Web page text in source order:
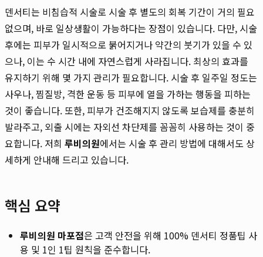
덴서티는 비침습적 시술로 시술 후 별도의 회복 기간이 거의 필요
없으며, 바로 일상생활이 가능하다는 장점이 있습니다. 다만, 시술
후에는 피부가 일시적으로 붉어지거나 약간의 붓기가 있을 수 있
으나, 이는 수 시간 내에 자연스럽게 사라집니다. 최상의 효과를
유지하기 위해 몇 가지 관리가 필요합니다. 시술 후 일주일 정도는
사우나, 찜질방, 격한 운동 등 피부에 열을 가하는 행동을 피하는
것이 좋습니다. 또한, 피부가 건조해지지 않도록 보습제를 충분히
발라주고, 외출 시에는 자외선 차단제를 꼼꼼히 사용하는 것이 중
요합니다. 저희 루비의원에서는 시술 후 관리 방법에 대해서도 상
세하게 안내해 드리고 있습니다.
핵심 요약
루비의원 마포점은 고객 안전을 위해 100% 덴서티 정품팁 사
용 및 1인 1팁 원칙을 준수합니다.